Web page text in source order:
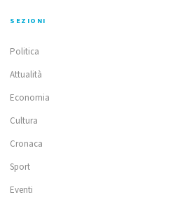
SEZIONI
Politica
Attualità
Economia
Cultura
Cronaca
Sport
Eventi